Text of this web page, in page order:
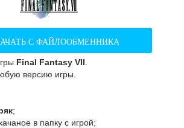
С ФАЙЛООБМЕННИКА
Final Fantasy VII
версию игры.
;
в папку с игрой;